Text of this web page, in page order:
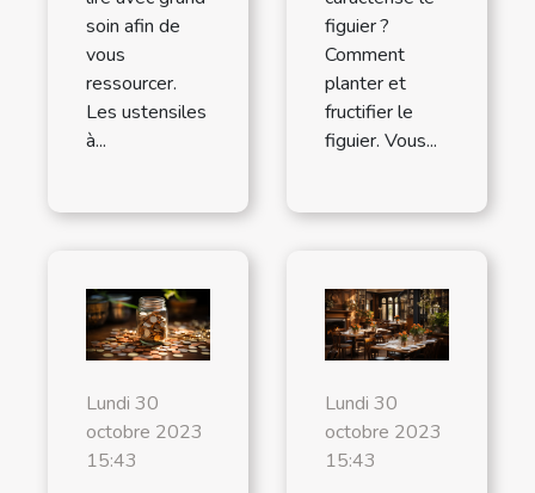
soin afin de
vous
ressourcer.
Les ustensiles
à...
figuier ?
Comment
planter et
fructifier le
figuier. Vous...
Lundi 30
octobre 2023
15:43
Lundi 30
octobre 2023
15:43